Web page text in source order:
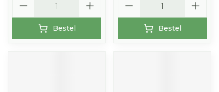
Bestel Bestel